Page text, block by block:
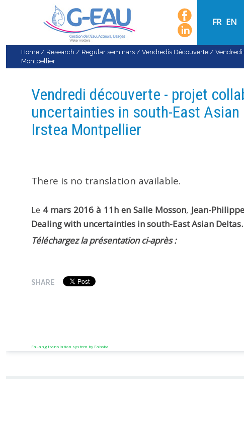
FR EN
Home / Research / Regular seminars / Vendredis Découverte / Vendredi
Montpellier
Vendredi découverte - projet
uncertainties in south-East
Irstea Montpellier
There is no translation available.
Le 4 mars 2016 à 11h en Salle Mosson, Jean-
Dealing with uncertainties in south-East Asian Deltas.
Téléchargez la présentation ci-après :
SHARE
FaLang translation system by Faboba